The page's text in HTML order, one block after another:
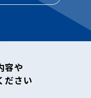
容や
ださい